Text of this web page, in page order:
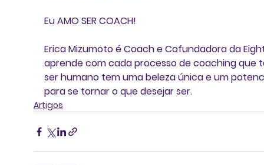
Eu AMO SER COACH!
Erica Mizumoto é Coach e Cofundadora da
aprende com cada processo de coaching que
ser humano tem uma beleza única e um
para se tornar o que desejar ser.
Artigos